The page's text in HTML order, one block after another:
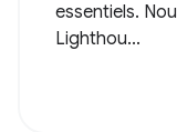
essentiels.
Lighthou...